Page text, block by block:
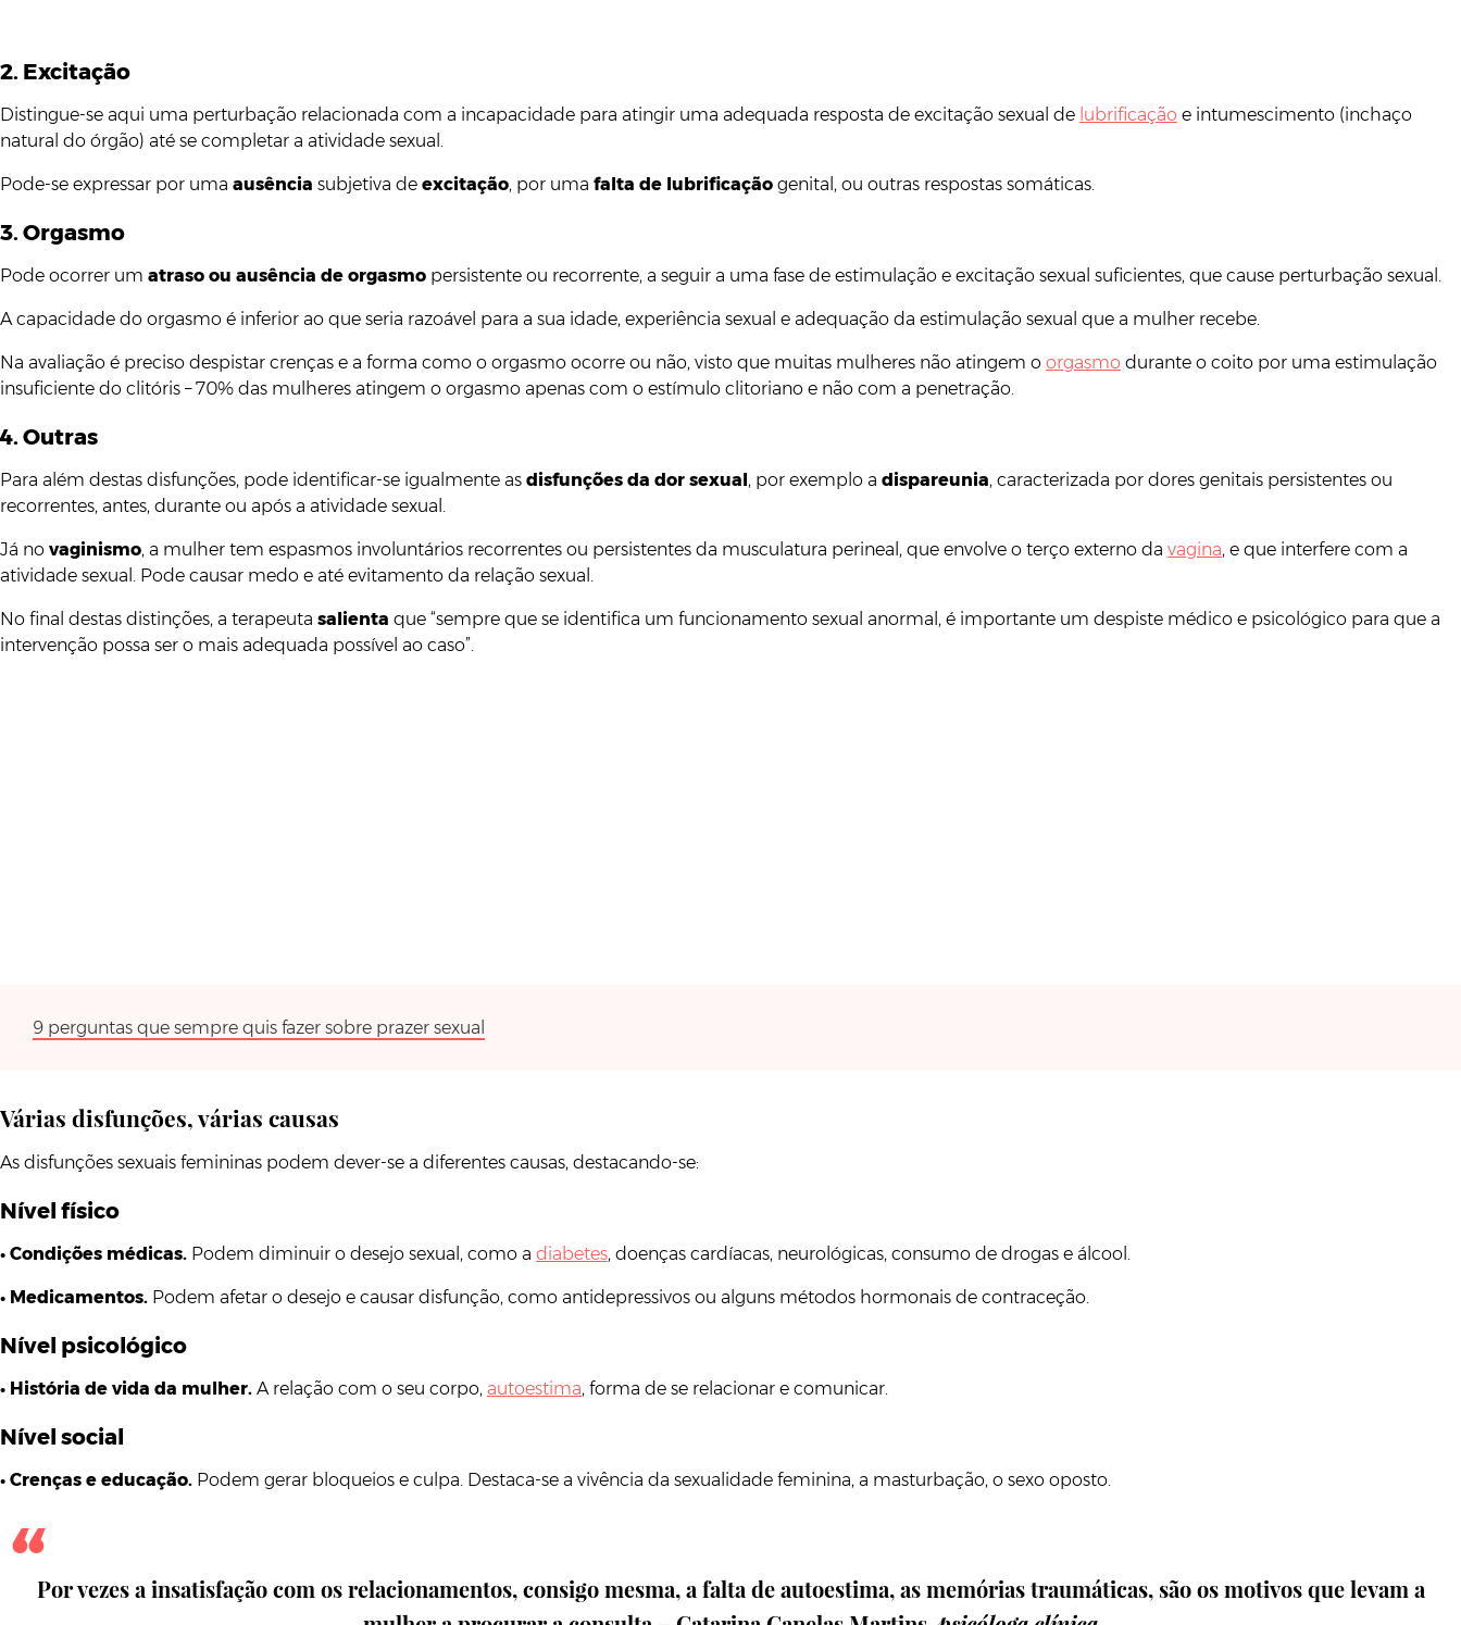
2. Excitação
Distingue-se aqui uma perturbação relacionada com a incapacidade para atingir uma adequada resposta de excitação sexual de lubrificação e intumescimento (inchaço
natural do órgão) até se completar a atividade sexual.
Pode-se expressar por uma ausência subjetiva de excitação, por uma falta de lubrificação genital, ou outras respostas somáticas.
3. Orgasmo
Pode ocorrer um atraso ou ausência de orgasmo persistente ou recorrente, a seguir a uma fase de estimulação e excitação sexual suficientes, que cause perturbação sexual.
A capacidade do orgasmo é inferior ao que seria razoável para a sua idade, experiência sexual e adequação da estimulação sexual que a mulher recebe.
Na avaliação é preciso despistar crenças e a forma como o orgasmo ocorre ou não, visto que muitas mulheres não atingem o orgasmo durante o coito por uma estimulação
insuficiente do clitóris – 70% das mulheres atingem o orgasmo apenas com o estímulo clitoriano e não com a penetração.
4. Outras
Para além destas disfunções, pode identificar-se igualmente as disfunções da dor sexual, por exemplo a dispareunia, caracterizada por dores genitais persistentes ou
recorrentes, antes, durante ou após a atividade sexual.
Já no vaginismo, a mulher tem espasmos involuntários recorrentes ou persistentes da musculatura perineal, que envolve o terço externo da vagina, e que interfere com a
atividade sexual. Pode causar medo e até evitamento da relação sexual.
No final destas distinções, a terapeuta salienta que “sempre que se identifica um funcionamento sexual anormal, é importante um despiste médico e psicológico para que a
intervenção possa ser o mais adequada possível ao caso”.
9 perguntas que sempre quis fazer sobre prazer sexual
Várias disfunções, várias causas
As disfunções sexuais femininas podem dever-se a diferentes causas, destacando-se:
Nível físico
• Condições médicas. Podem diminuir o desejo sexual, como a diabetes, doenças cardíacas, neurológicas, consumo de drogas e álcool.
• Medicamentos. Podem afetar o desejo e causar disfunção, como antidepressivos ou alguns métodos hormonais de contraceção.
Nível psicológico
• História de vida da mulher. A relação com o seu corpo, autoestima, forma de se relacionar e comunicar.
Nível social
• Crenças e educação. Podem gerar bloqueios e culpa. Destaca-se a vivência da sexualidade feminina, a masturbação, o sexo oposto.
Por vezes a insatisfação com os relacionamentos, consigo mesma, a falta de autoestima, as memórias traumáticas, são os motivos que levam a